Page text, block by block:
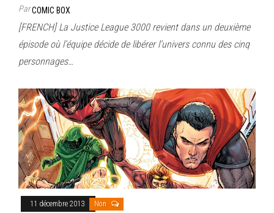
ParCOMIC BOX
[FRENCH] La Justice League 3000 revient dans un deuxième
épisode où l’équipe décide de libérer l’univers connu des cinq
personnages…
11 décembre 2013 Non